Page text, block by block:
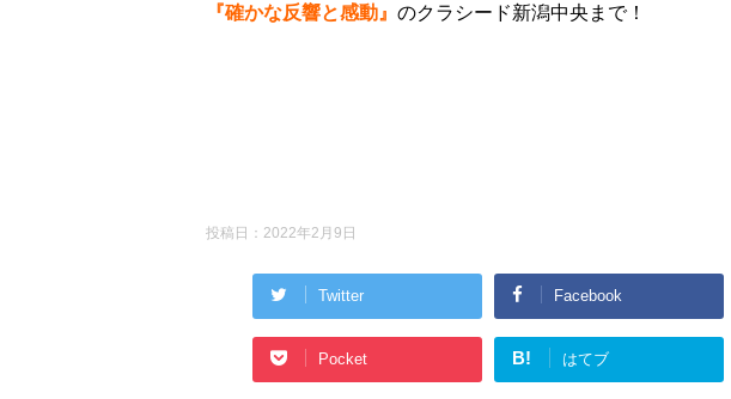
『確かな反響と感動』 のクラシード新潟中央まで！
投稿日： 2022年2月9日
Twitter Facebook
Pocket B! はてブ